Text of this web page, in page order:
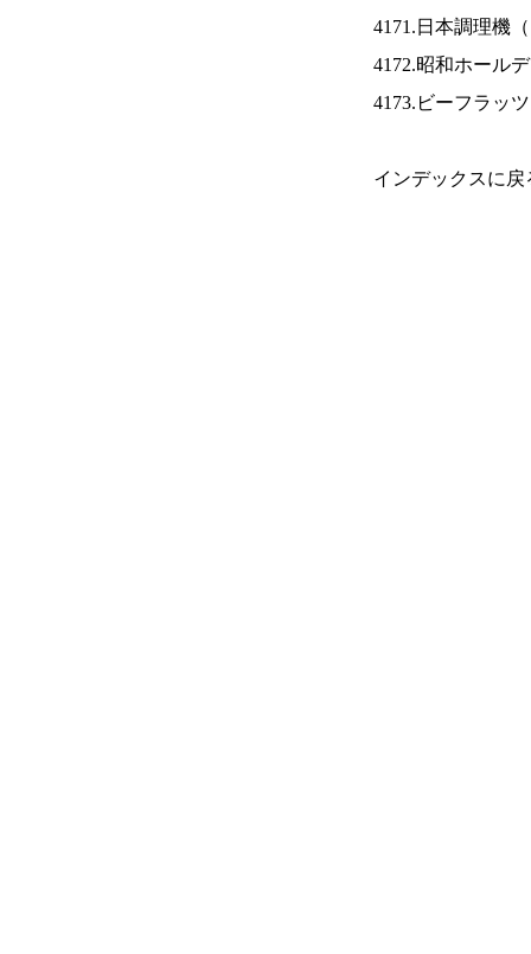
4171.日本調理機（
4172.昭和ホール
4173.ビーフラッ
インデックスに戻